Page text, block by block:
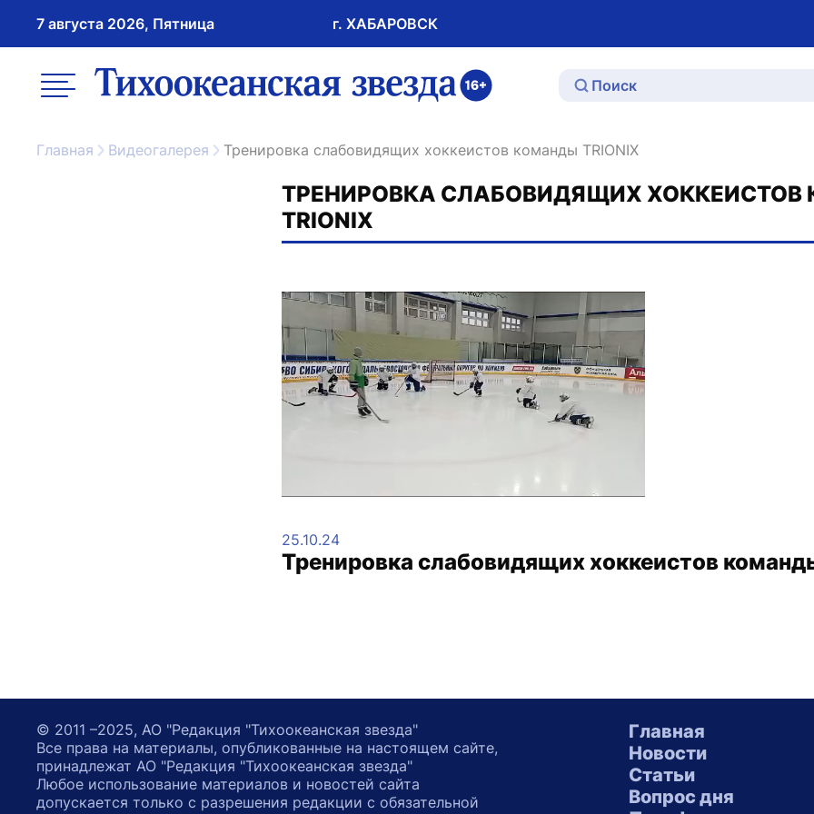
7 августа 2026, Пятница г. ХАБАРОВСК
меню ссылка на главную
Главная Видеогалерея Тренировка слабовидящих хоккеистов команды TRIONIX
ТРЕНИРОВКА СЛАБОВИДЯЩИХ
TRIONIX
25.10.24
Тренировка слабовидящих хоккеистов
Главная
Новости
Статьи
Вопрос дня
© 2011 –2025, АО "Редакция "Тихоокеанская звезда"
Все права на материалы, опубликованные на настоящем сайте,
принадлежат АО "Редакция "Тихоокеанская звезда"
Любое использование материалов и новостей сайта
допускается только с разрешения редакции с обязательной